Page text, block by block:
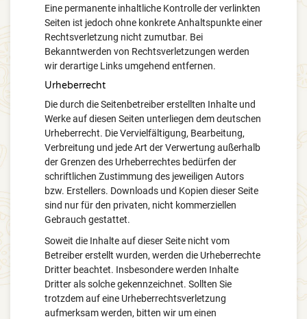
Eine permanente inhaltliche Kontrolle der verlinkten
Seiten ist jedoch ohne konkrete Anhaltspunkte einer
Rechtsverletzung nicht zumutbar. Bei
Bekanntwerden von Rechtsverletzungen werden
wir derartige Links umgehend entfernen.
Urheberrecht
Die durch die Seitenbetreiber erstellten Inhalte und
Werke auf diesen Seiten unterliegen dem deutschen
Urheberrecht. Die Vervielfältigung, Bearbeitung,
Verbreitung und jede Art der Verwertung außerhalb
der Grenzen des Urheberrechtes bedürfen der
schriftlichen Zustimmung des jeweiligen Autors
bzw. Erstellers. Downloads und Kopien dieser Seite
sind nur für den privaten, nicht kommerziellen
Gebrauch gestattet.
Soweit die Inhalte auf dieser Seite nicht vom
Betreiber erstellt wurden, werden die Urheberrechte
Dritter beachtet. Insbesondere werden Inhalte
Dritter als solche gekennzeichnet. Sollten Sie
trotzdem auf eine Urheberrechtsverletzung
aufmerksam werden, bitten wir um einen